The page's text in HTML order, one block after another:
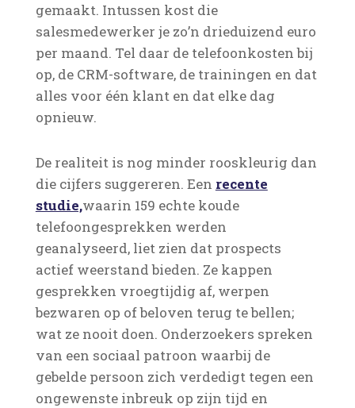
gemaakt. Intussen kost die
salesmedewerker je zo’n drieduizend euro
per maand. Tel daar de telefoonkosten bij
op, de CRM-software, de trainingen en dat
alles voor één klant en dat elke dag
opnieuw.
De realiteit is nog minder rooskleurig dan
die cijfers suggereren. Een recente
studie,waarin 159 echte koude
telefoongesprekken werden
geanalyseerd, liet zien dat prospects
actief weerstand bieden. Ze kappen
gesprekken vroegtijdig af, werpen
bezwaren op of beloven terug te bellen;
wat ze nooit doen. Onderzoekers spreken
van een sociaal patroon waarbij de
gebelde persoon zich verdedigt tegen een
ongewenste inbreuk op zijn tijd en